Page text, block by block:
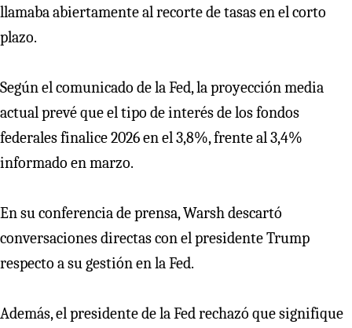
llamaba abiertamente al recorte de tasas en el corto
plazo.
Según el comunicado de la Fed, la proyección media
actual prevé que el tipo de interés de los fondos
federales finalice 2026 en el 3,8%, frente al 3,4%
informado en marzo.
En su conferencia de prensa, Warsh descartó
conversaciones directas con el presidente Trump
respecto a su gestión en la Fed.
Además, el presidente de la Fed rechazó que signifique